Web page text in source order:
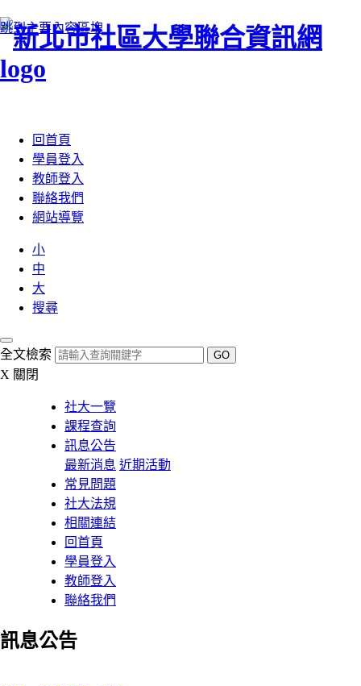
跳到主要內容區塊
回首頁
學員登入
教師登入
聯絡我們
網站導覽
小
中
大
搜尋
全文檢索 GO
X 關閉
社大一覽
課程查詢
訊息公告
最新消息 近期活動
常見問題
社大法規
相關連結
回首頁
學員登入
教師登入
聯絡我們
訊息公告